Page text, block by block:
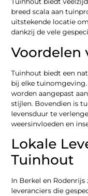
breed scala aan
uitstekende locatie
dankzij de vele
Voordelen
Tuinhout biedt een
bij elke
worden aangepast
stijlen. Bovendien is
levensduur te
weersinvloeden en
Lokale
Tuinhout
In Berkel en
leveranciers die